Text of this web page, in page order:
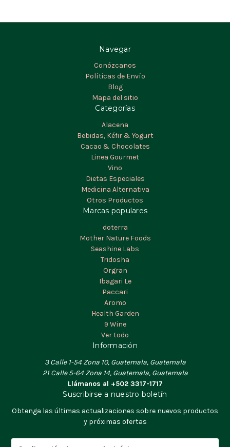
Navegar
Conózcanos
Políticas de Envío
Blog
Mapa del sitio
Categorías
Alacena
Bebidas, Kéfir & Yogurt
Cacao & Chocolates
Linea Gourmet
Vino
Dietas Especiales
Medicina Alternativa
Otros Productos
Marcas populares
doterra
Mother Nature Foods
Seashine Labs
Tridosha
Orgran
Ibagari Le
Paccari
Aromo
Health Garden
9 Wine
Ver todo
Información
3 Calle 1-54 Zona 10, Guatemala, Guatemala
21 Calle 5-64 Zona 14, Guatemala, Guatemala
Llámanos al +502 3317-1717
Suscribirse a nuestro boletín
Obtenga las últimas actualizaciones sobre nuevos productos
y próximas ofertas